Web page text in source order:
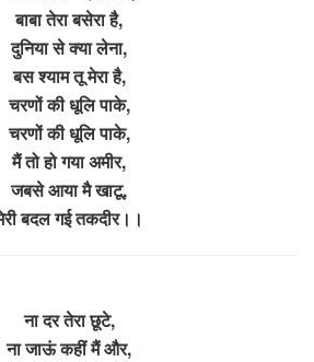
बाबा तेरा बसेरा है,
दुनिया से क्या लेना,
बस श्याम तू मेरा है,
चरणों की धूलि पाके,
चरणों की धूलि पाके,
मैं तो हो गया अमीर,
जबसे आया मै खाटू,
बदल गई तकदीर।।
ना दर तेरा छूटे,
ना जाऊं कहीं मैं और,